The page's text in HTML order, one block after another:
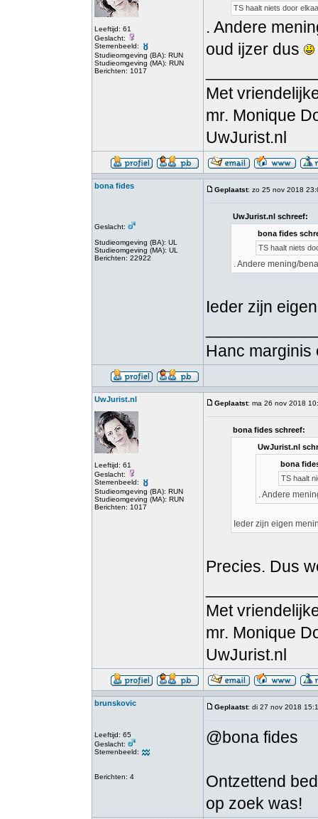
Leeftijd: 61
Geslacht:
Sterrenbeeld:
Studieomgeving (BA): RUN
Studieomgeving (MA): RUN
Berichten: 1017
TS haalt niets door
. Andere
oud ijzer dus
Met
mr. Monique
UwJurist.nl
bona fides
Geslacht:
Studieomgeving (BA): UL
Studieomgeving (MA): UL
Berichten: 22922
Geplaatst: zo 25 nov 2018
UwJurist.nl schreef:
bona fides
TS haalt niets
. Andere mening/
Ieder zijn
Hanc marginis
UwJurist.nl
Leeftijd: 61
Geslacht:
Sterrenbeeld:
Studieomgeving (BA): RUN
Studieomgeving (MA): RUN
Berichten: 1017
Geplaatst: ma 26 nov 2018
bona fides schreef:
UwJurist.nl
bona
TS haalt
. Andere
Ieder zijn eigen
Precies. Dus
Met
mr. Monique
UwJurist.nl
brunskovic
Leeftijd: 65
Geslacht:
Sterrenbeeld:
Berichten: 4
Geplaatst: di 27 nov 2018
@bona fides
Ontzettend
op zoek was!